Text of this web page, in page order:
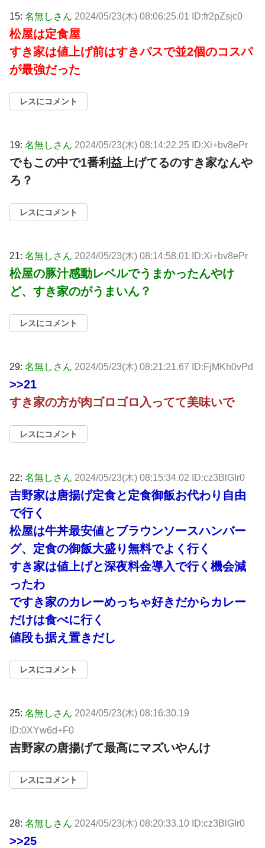
15: 名無しさん 2024/05/23(木) 08:06:25.01 ID:fr2pZsjc0
松屋は定食屋
すき家は値上げ前はすきパスで並2個のコスパ
が最強だった
レスにコメント
19: 名無しさん 2024/05/23(木) 08:14:22.25 ID:Xi+bv8ePr
でもこの中で1番利益上げてるのすき家なんや
ろ？
レスにコメント
21: 名無しさん 2024/05/23(木) 08:14:58.01 ID:Xi+bv8ePr
松屋の豚汁感動レベルでうまかったんやけ
ど、すき家のがうまいん？
レスにコメント
29: 名無しさん 2024/05/23(木) 08:21:21.67 ID:FjMKh0vPd
>>21
すき家の方が肉ゴロゴロ入ってて美味いで
レスにコメント
22: 名無しさん 2024/05/23(木) 08:15:34.02 ID:cz3BlGIr0
吉野家は唐揚げ定食と定食御飯お代わり自由
で行く
松屋は牛丼最安値とブラウンソースハンバー
グ、定食の御飯大盛り無料でよく行く
すき家は値上げと深夜料金導入で行く機会減
ったわ
ですき家のカレーめっちゃ好きだからカレー
だけは食べに行く
値段も据え置きだし
レスにコメント
25: 名無しさん 2024/05/23(木) 08:16:30.19
ID:0XYw6d+F0
吉野家の唐揚げて最高にマズいやんけ
レスにコメント
28: 名無しさん 2024/05/23(木) 08:20:33.10 ID:cz3BlGIr0
>>25